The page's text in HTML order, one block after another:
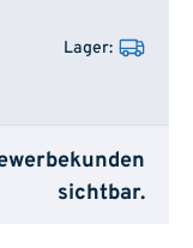
sichtbar.